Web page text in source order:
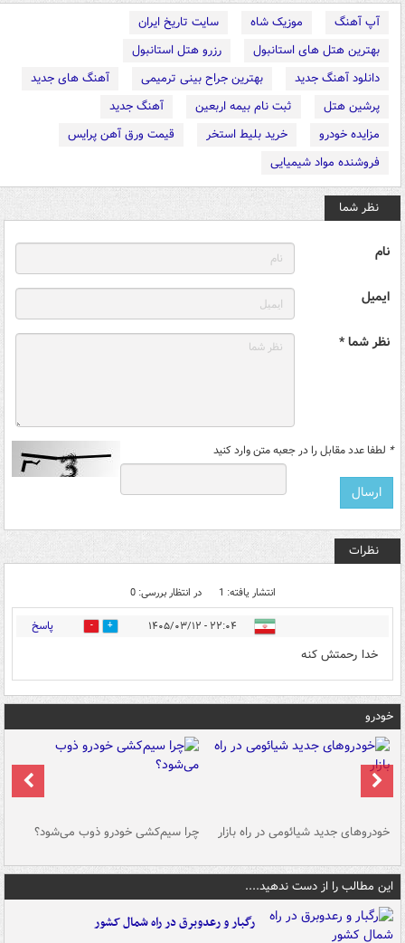
آپ آهنگ موزیک شاه
سایت تاریخ ایران
بهترین هتل های استانبول
رزرو هتل استانبول
دانلود آهنگ جدید
بهترین جراح بینی ترمیمی
آهنگ های جدید
پرشین هتل
ثبت نام بیمه اربعین
آهنگ جدید
مزایده خودرو
خرید بلیط استخر
قیمت ورق آهن پرایس
فروشنده مواد شیمیایی
نظر شما
نام
ایمیل
نظر شما *
* لطفا عدد مقابل را در جعبه متن وارد کنید
نظرات
انتشار یافته: 1 در انتظار بررسی: 0
۲۲:۰۴ - ۱۴۰۵/۰۳/۱۲ 1 پاسخ
خدا رحمتش کنه
خودرو
خودروهای جدید شیائومی در راه بازار چرا سیم‌کشی خودرو ذوب می‌شود؟
این مطالب را از دست ندهید....
رگبار و رعدوبرق در راه شمال کشور